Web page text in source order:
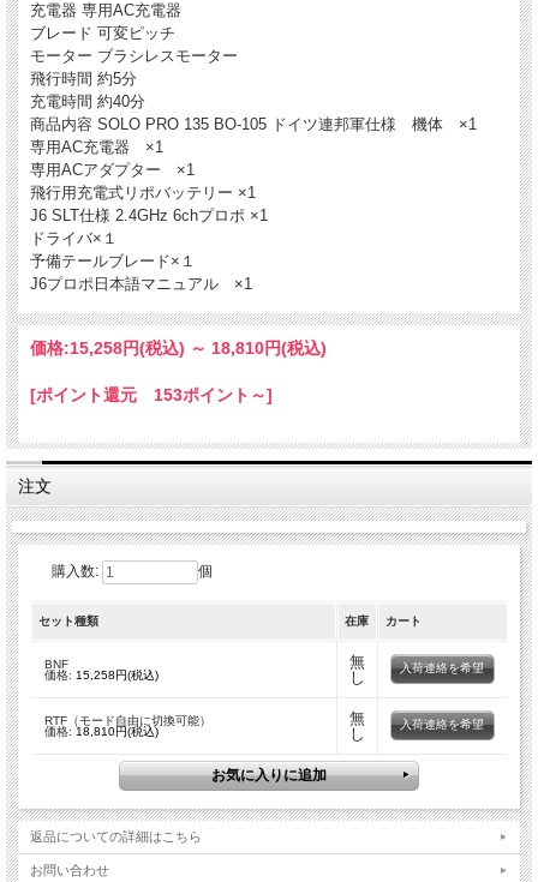
○リベットやパネルラインまで余すところなく再現したリアルなスケー
○キャビン上部パーツがマグネットにより着脱可能な為、リンケージ調
○SLT仕様受信機を装備。別売りのGENERAL LINKを使用すれば、お手
○2.4GHz 6ch 超小型電動3Dヘリコプター
※製品の仕様により一部の製品にFlash7(SLTモード)に非対応の製品もご
充電器 専用AC充電器
ブレード 可変ピッチ
モーター ブラシレスモーター
飛行時間 約5分
充電時間 約40分
商品内容 SOLO PRO 135 BO-105 ドイツ連邦軍仕様 機体 ×1
専用AC充電器 ×1
専用ACアダプター ×1
飛行用充電式リポバッテリー ×1
J6 SLT仕様 2.4GHz 6chプロポ ×1
ドライバ×１
予備テールブレード×１
J6プロポ日本語マニュアル ×1
価格:15,258円(税込) ～ 18,810円(税込)
[ポイント還元 153ポイント～]
注文
購入数: 個
セット種類 在庫 カート
BNF
価格: 15,258円(税込)
無
し
入荷連絡を希望
RTF（モード自由に切換可能）
価格: 18,810円(税込)
無
し
入荷連絡を希望
返品についての詳細はこちら
お問い合わせ